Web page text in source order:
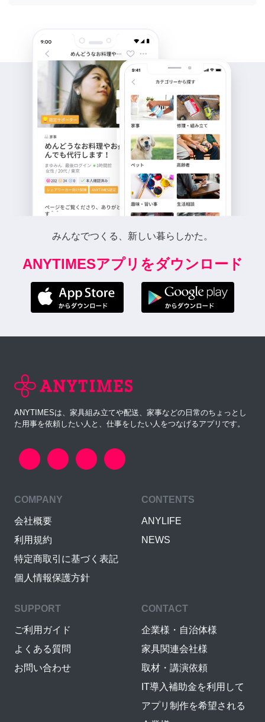
みんなでつくる、新しい暮らしかた。
ANYTIMESアプリをダウンロード
ANYTIMESは、家具組み立てや配送、家事などの日常のちょっとし
た用事を依頼したい人と、仕事をしたい人をつなげるアプリです。
COMPANY
会社概要
利用規約
特定商取引に基づく表記
個人情報保護方針
CONTENTS
ANYLIFE
NEWS
SUPPORT
ご利用ガイド
よくある質問
お問い合わせ
CONTACT
企業様・自治体様
家具関連会社様
取材・講演依頼
IT導入補助金を利用して
アプリ制作を希望される